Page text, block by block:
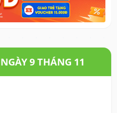
9 THÁNG 11